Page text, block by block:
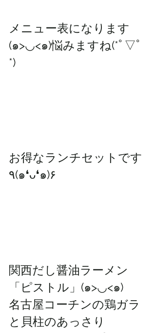
メニュー表になります
(๑>◡<๑)悩みますね(*ﾟ▽ﾟ
*)
お得なランチセットです
٩(๑❛ᴗ❛๑)۶
関西だし醤油ラーメン
「ピストル」(๑>◡<๑)
名古屋コーチンの鶏ガラ
と貝柱のあっさり